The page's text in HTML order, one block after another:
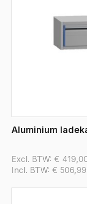
Aluminium
Excl. BTW: €
Incl. BTW: € 506,99